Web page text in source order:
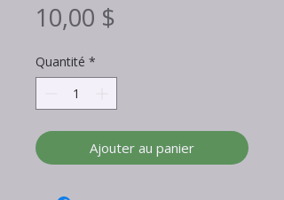
10,00 $
Quantité *
Ajouter au panier